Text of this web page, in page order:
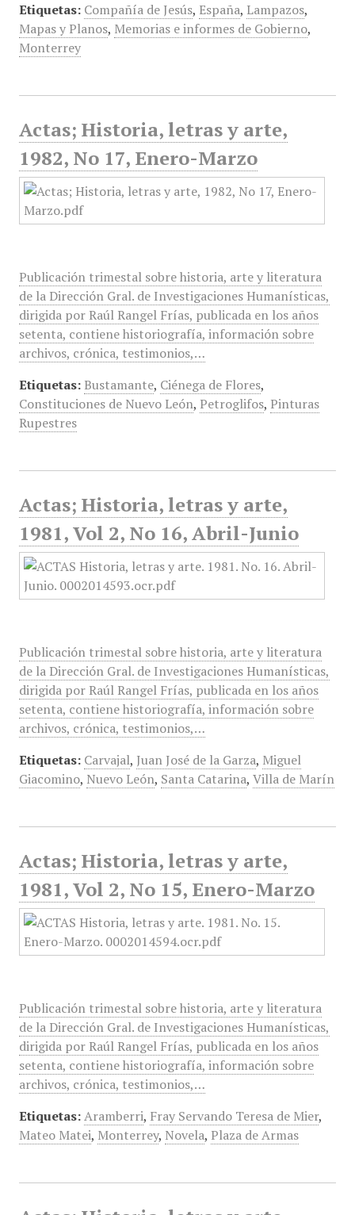
Etiquetas: Compañía de Jesús, España, Lampazos,
Mapas y Planos, Memorias e informes de Gobierno,
Monterrey
Actas; Historia, letras y arte,
1982, No 17, Enero-Marzo
Publicación trimestal sobre historia, arte y literatura
de la Dirección Gral. de Investigaciones Humanísticas,
dirigida por Raúl Rangel Frías, publicada en los años
setenta, contiene historiografía, información sobre
archivos, crónica, testimonios,…
Etiquetas: Bustamante, Ciénega de Flores,
Constituciones de Nuevo León, Petroglifos, Pinturas
Rupestres
Actas; Historia, letras y arte,
1981, Vol 2, No 16, Abril-Junio
Publicación trimestal sobre historia, arte y literatura
de la Dirección Gral. de Investigaciones Humanísticas,
dirigida por Raúl Rangel Frías, publicada en los años
setenta, contiene historiografía, información sobre
archivos, crónica, testimonios,…
Etiquetas: Carvajal, Juan José de la Garza, Miguel
Giacomino, Nuevo León, Santa Catarina, Villa de Marín
Actas; Historia, letras y arte,
1981, Vol 2, No 15, Enero-Marzo
Publicación trimestal sobre historia, arte y literatura
de la Dirección Gral. de Investigaciones Humanísticas,
dirigida por Raúl Rangel Frías, publicada en los años
setenta, contiene historiografía, información sobre
archivos, crónica, testimonios,…
Etiquetas: Aramberri, Fray Servando Teresa de Mier,
Mateo Matei, Monterrey, Novela, Plaza de Armas